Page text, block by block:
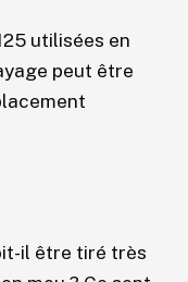
utilisées en
peut être
il être tiré très